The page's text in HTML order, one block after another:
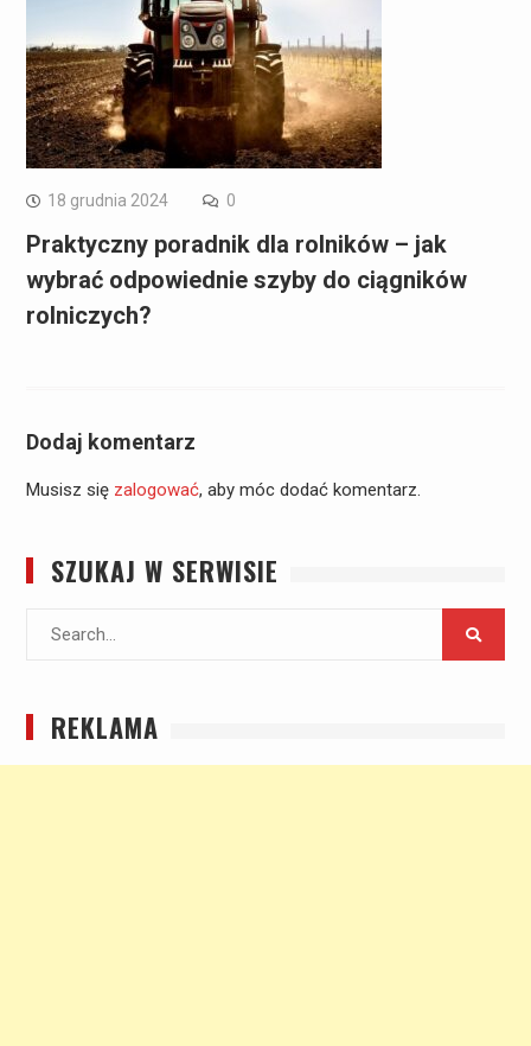
18 grudnia 2024 0
Praktyczny poradnik dla rolników – jak
wybrać odpowiednie szyby do ciągników
rolniczych?
Dodaj komentarz
Musisz się zalogować, aby móc dodać komentarz.
SZUKAJ W SERWISIE
REKLAMA